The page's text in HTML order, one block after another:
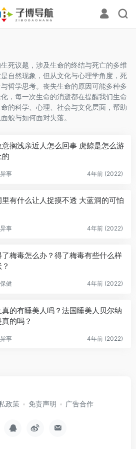
死议题，涉及生命的终结与死亡的多维
自然现象，但从文化与心理学角度，死
哲学思考。丧失生命的原因可能多种多
，每一次生命的消逝都在提醒我们生命
的科学、心理、社会与文化层面，帮助
貌与如何面对失落。
意搁浅亲近人怎么回事 虎鲸是怎么游
的
事 4年前 (2022)
里有什么让人捉摸不透 大蓝洞的可怕
事 4年前 (2022)
了梅毒怎么办？得了梅毒有些什么样
健 4年前 (2022)
的有睡美人吗？法国睡美人贝尔纳
的吗？
事 4年前 (2022)
政策 免责声明 广告合作